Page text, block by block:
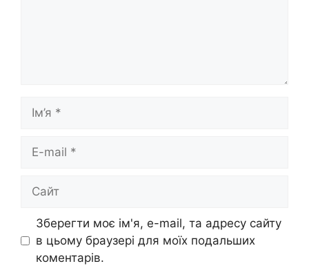
mail
Зберегти моє ім'я, e-mail, та адресу сайту
в цьому браузері для моїх подальших
коментарів.